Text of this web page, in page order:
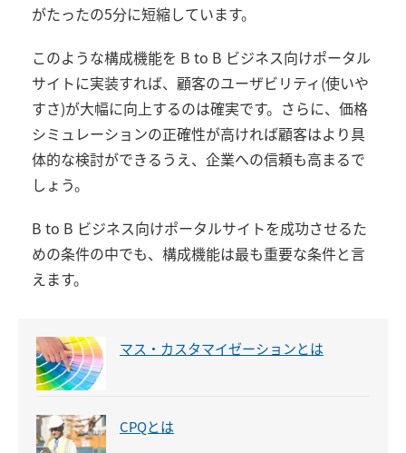
がたったの5分に短縮しています。
このような構成機能を B to B ビジネス向けポータル
サイトに実装すれば、顧客のユーザビリティ(使いや
すさ)が大幅に向上するのは確実です。さらに、価格
シミュレーションの正確性が高ければ顧客はより具
体的な検討ができるうえ、企業への信頼も高まるで
しょう。
B to B ビジネス向けポータルサイトを成功させるた
めの条件の中でも、構成機能は最も重要な条件と言
えます。
マス・カスタマイゼーションとは
CPQとは